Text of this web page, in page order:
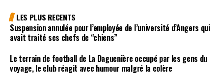
LES PLUS RECENTS
Suspension annulée pour l’employée de l’université d’Angers qui
avait traité ses chefs de “chiens”
Le terrain de football de La Daguenière occupé par les gens du
voyage, le club réagit avec humour malgré la colère